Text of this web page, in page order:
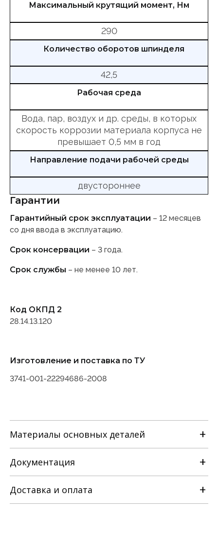
Максимальный крутящий момент, Нм
290
Количество оборотов шпинделя
42,5
Рабочая среда
Вода, пар, воздух и др. среды, в которых
скорость коррозии материала корпуса не
превышает 0,5 мм в год
Направление подачи рабочей среды
двустороннее
Гарантии
Гарантийный срок эксплуатации – 12 месяцев
со дня ввода в эксплуатацию.
Срок консервации – 3 года.
Срок службы – не менее 10 лет.
Код ОКПД 2
28.14.13.120
Изготовление и поставка по ТУ
3741-001-22294686-2008
Материалы основных деталей
Материальное исполнение корпусных
деталей
лс
Марка материала
Корпус, крышка
Сталь 25Л ГОСТ977
ГОСТ21357
Документация
РЭ на задвижку клиновую с
Доставка и оплата